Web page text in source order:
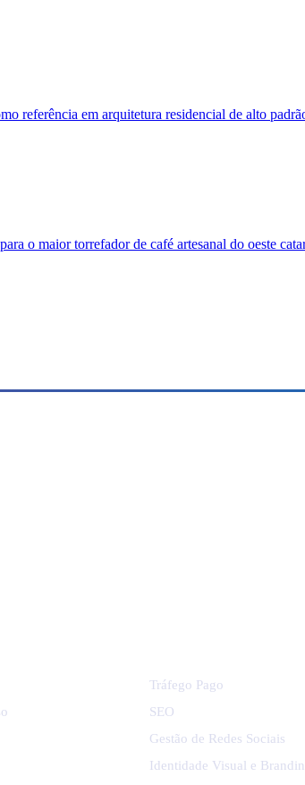
referência em arquitetura residencial de alto
o maior torrefador de café artesanal do oeste
Tráfego Pago
SEO
Gestão de Redes Sociais
Identidade Visual e